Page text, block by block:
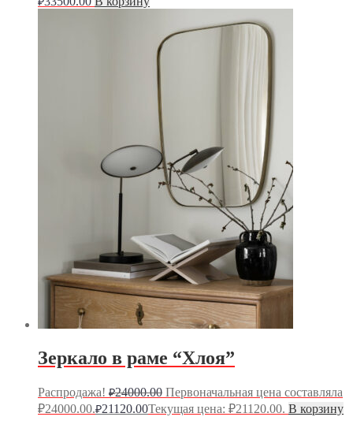
Зеркало в раме “Хлоя”
Распродажа! ₽24000.00 Первоначальная цена составляла
₽24000.00.₽21120.00Текущая цена: ₽21120.00. В корзину